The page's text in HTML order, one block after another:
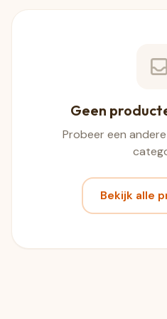
Geen
Probeer een
Bekijk alle